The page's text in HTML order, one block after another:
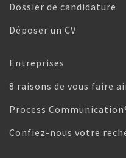
Dossier de candidature
Déposer un CV
Entreprises
8 raisons de vous faire
Process
Confiez-nous votre